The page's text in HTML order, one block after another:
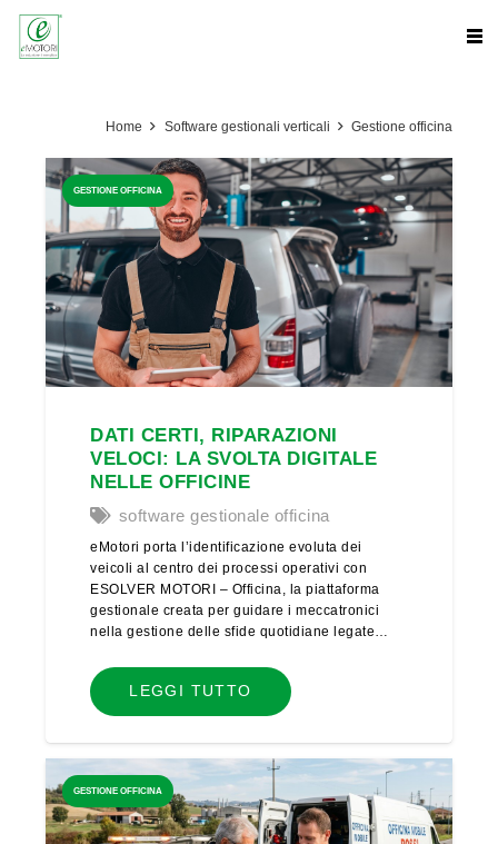
Home Software gestionali verticali Gestione officina
GESTIONE OFFICINA
DATI CERTI, RIPARAZIONI
VELOCI: LA SVOLTA DIGITALE
NELLE OFFICINE
software gestionale officina
eMotori porta l’identificazione evoluta dei
veicoli al centro dei processi operativi con
ESOLVER MOTORI – Officina, la piattaforma
gestionale creata per guidare i meccatronici
nella gestione delle sfide quotidiane legate…
LEGGI TUTTO
GESTIONE OFFICINA